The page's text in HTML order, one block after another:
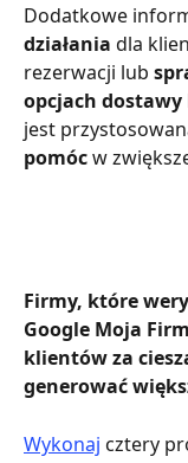
Dodatkowe
działania dla
rezerwacji lub
opcjach dostawy
jest
pomóc w
Firmy, które
Google Moja
klientów za
generować
Wykonaj cztery